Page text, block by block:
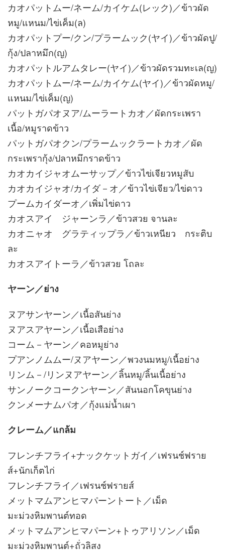
カオパットムー/ネーム/カイケム(レック)／ข้าวผัด
หมู/แหนม/ไข่เค็ม(ล)
カオパットプー/クン/プラームック(ヤイ)／ข้าวผัดปู/
กุ้ง/ปลาหมึก(ญ)
カオパットルアムタレー(ヤイ)／ข้าวผัดรวมทะเล(ญ)
カオパットムー/ネーム/カイケム(ヤイ)／ข้าวผัดหมู/
แหนม/ไข่เค็ม(ญ)
パットガパオヌア/ムーラートカオ／ผัดกระเพรา
เนื้อ/หมูราดข้าว
パットガパオクン/プラームックラートカオ／ผัด
กระเพรากุ้ง/ปลาหมึกราดข้าว
カオカイジャオムーサップ／ข้าวไข่เจียวหมูสับ
カオカイジャオ/カイダ－オ／ข้าวไข่เจียว/ไข่ดาว
プームカイダーオ／เพิ่มไข่ดาว
カオスアイ ジャーンラ／ข้าวสวย จานละ
カオニャオ グラティップラ／ข้าวเหนียว กระติบ
ละ
カオスアイトーラ／ข้าวสวย โถละ
ヤーン／ย่าง
ヌアサンヤーン／เนื้อสันย่าง
ヌアスアヤーン／เนื้อเสือย่าง
コーム－ヤーン／คอหมูย่าง
プアンノムムー/ヌアヤーン／พวงนมหมู/เนื้อย่าง
リンム－/リンヌアヤーン／ลิ้นหมู/ลิ้นเนื้อย่าง
サンノークコークンヤーン／สันนอกโคขุนย่าง
クンメーナムパオ／กุ้งแม่น้ำเผา
クレーム／แกล้ม
フレンチフライ+ナックケットガイ／เฟรนช์ฟราย
ส์+นักเก็ตไก่
フレンチフライ／เฟรนช์ฟรายส์
メットマムアンヒマパーントート／เม็ด
มะม่วงหิมพานต์ทอด
メットマムアンヒマパーン+トゥアリソン／เม็ด
มะม่วงหิมพานต์+ถั่วลิสง